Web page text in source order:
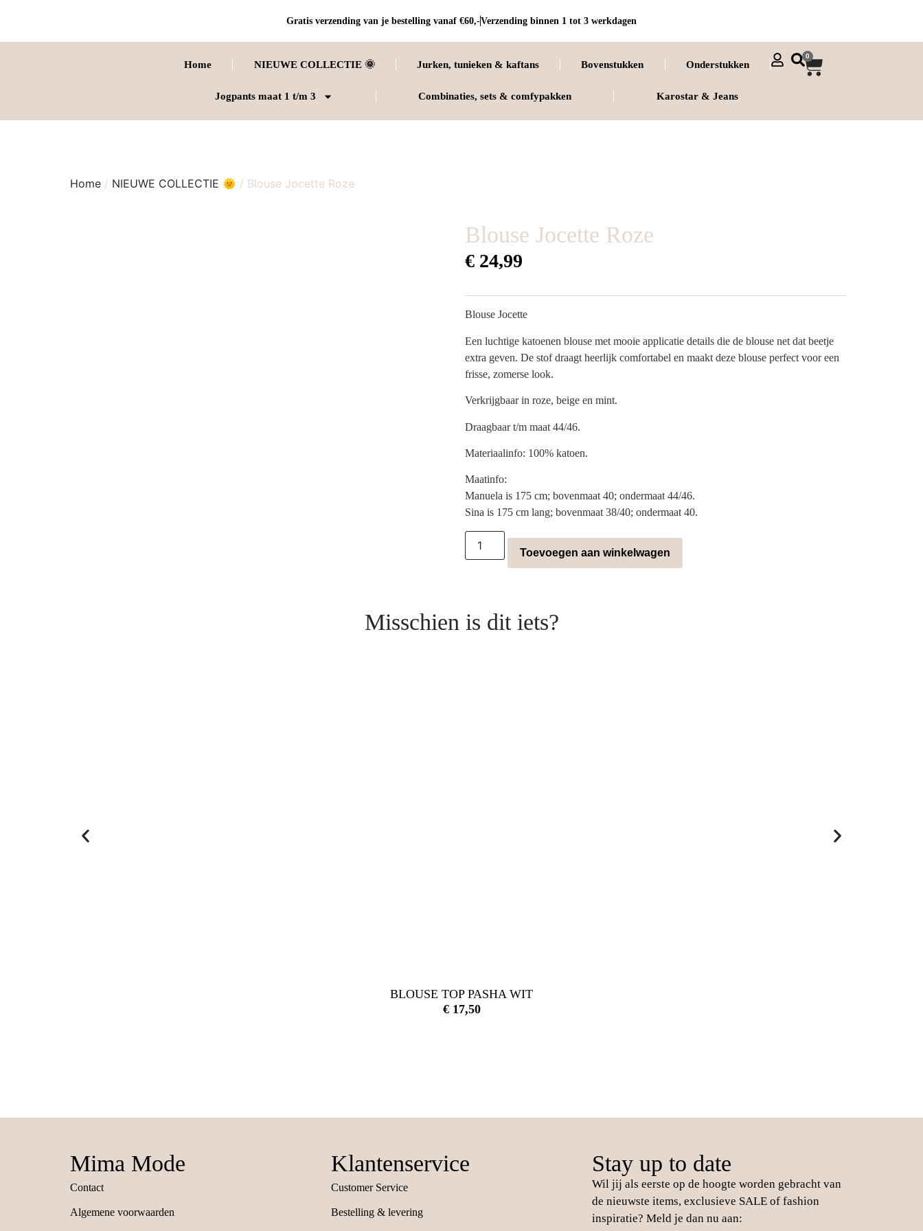
Gratis verzending van je bestelling vanaf €60,-Verzending binnen 1 tot 3 werkdagen
Home NIEUWE COLLECTIE 🌞 Jurken, tunieken & kaftans Bovenstukken Onderstukken
Jogpants maat 1 t/m 3 Combinaties, sets & comfypakken Karostar & Jeans
0
Home / NIEUWE COLLECTIE 🌞 / Blouse Jocette Roze
Blouse Jocette Roze
€24,99
Blouse Jocette
Een luchtige katoenen blouse met mooie applicatie details die de blouse net dat beetje
extra geven. De stof draagt heerlijk comfortabel en maakt deze blouse perfect voor een
frisse, zomerse look.
Verkrijgbaar in roze, beige en mint.
Draagbaar t/m maat 44/46.
Materiaalinfo: 100% katoen.
Maatinfo:
Manuela is 175 cm; bovenmaat 40; ondermaat 44/46.
Sina is 175 cm lang; bovenmaat 38/40; ondermaat 40.
Toevoegen aan winkelwagen
Misschien is dit iets?
BLOUSE TOP PASHA WIT
€17,50
Mima Mode
Contact
Algemene voorwaarden
Klantenservice
Customer Service
Bestelling & levering
Stay up to date
Wil jij als eerste op de hoogte worden gebracht van
de nieuwste items, exclusieve SALE of fashion
inspiratie? Meld je dan nu aan: